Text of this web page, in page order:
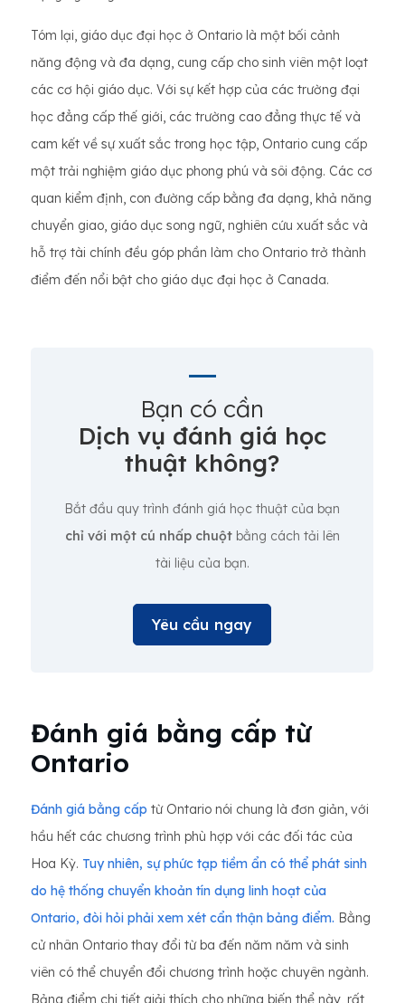
Tóm lại, giáo dục đại học ở Ontario là một bối cảnh
năng động và đa dạng, cung cấp cho sinh viên một loạt
các cơ hội giáo dục. Với sự kết hợp của các trường đại
học đẳng cấp thế giới, các trường cao đẳng thực tế và
cam kết về sự xuất sắc trong học tập, Ontario cung cấp
một trải nghiệm giáo dục phong phú và sôi động. Các cơ
quan kiểm định, con đường cấp bằng đa dạng, khả năng
chuyển giao, giáo dục song ngữ, nghiên cứu xuất sắc và
hỗ trợ tài chính đều góp phần làm cho Ontario trở thành
điểm đến nổi bật cho giáo dục đại học ở Canada.
Bạn có cần
Dịch vụ đánh giá học
thuật không?
Bắt đầu quy trình đánh giá học thuật của bạn
chỉ với một cú nhấp chuộtbằng cách tải lên
tài liệu của bạn.
Yêu cầu ngay
Đánh giá bằng cấp từ
Ontario
Đánh giá bằng cấp từ Ontario nói chung là đơn giản, với
hầu hết các chương trình phù hợp với các đối tác của
Hoa Kỳ. Tuy nhiên, sự phức tạp tiềm ẩn có thể phát sinh
do hệ thống chuyển khoản tín dụng linh hoạt của
Ontario, đòi hỏi phải xem xét cẩn thận bảng điểm. Bằng
cử nhân Ontario thay đổi từ ba đến năm năm và sinh
viên có thể chuyển đổi chương trình hoặc chuyên ngành.
Bảng điểm chi tiết giải thích cho những biến thể này, rất